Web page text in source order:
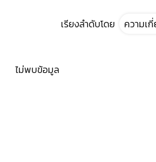
เรียงลำดับโดย
ไม่พบข้อมูล